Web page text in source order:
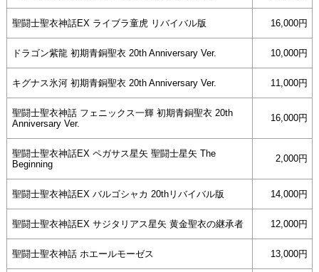
聖闘士聖衣神話EX ライブラ童虎 リバイバル版 16,000円
ドラゴン紫龍 初期青銅聖衣 20th Anniversary Ver. 10,000円
キグナス氷河 初期青銅聖衣 20th Anniversary Ver. 11,000円
聖闘士聖衣神話 フェニックス一輝 初期青銅聖衣 20th
Anniversary Ver.
16,000円
聖闘士聖衣神話EX ペガサス星矢 聖闘士星矢 The
Beginning
2,000円
聖闘士聖衣神話EX バルゴシャカ 20thリバイバル版 14,000円
聖闘士聖衣神話EX サジタリアス星矢 黄金聖衣の継承者 12,000円
聖闘士聖衣神話 ホエールモーゼス 13,000円